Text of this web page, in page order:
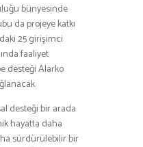
bünyesinde
da projeye katkı
25 girişimci
faaliyet
desteği Alarko
desteği bir arada
hayatta daha
sürdürülebilir bir